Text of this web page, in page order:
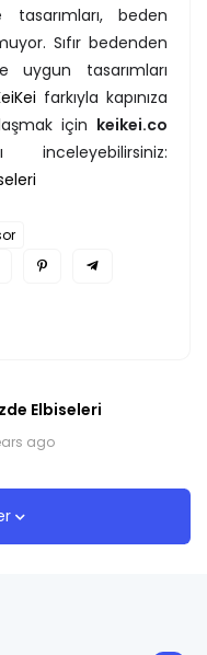
beden
Sıfır bedenden
uygun tasarımları
farkıyla kapınıza
için keikei.co
Elbiseleri
ago